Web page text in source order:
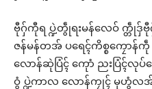
ဗီုဂှ်ကီုရ ပ္ဍဲတွဵုရးမန်လေဝ် က္တဵု
ဇန်မန်တအ် ပရေၚ်ကိစ္စကၠော
လောန်ဆုဲပြံၚ် ကေုာံ ညးပြံၚ်လုပ်
ဝွံ ပ္ဍဲကာလ လောန်ကၠုၚ် မုဟွံ